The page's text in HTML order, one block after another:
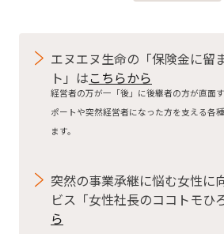
エヌエヌ生命の「保険金に留
ト」はこちらから
経営者の万が一「後」に後継者の方が直面
ポートや突然経営者になった方を支える各
ます。
突然の事業承継に悩む女性に
ビス「女性社長のココトモひ
ら